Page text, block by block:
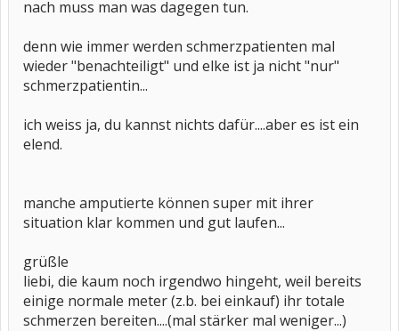
nach muss man was dagegen tun.
denn wie immer werden schmerzpatienten mal
wieder "benachteiligt" und elke ist ja nicht "nur"
schmerzpatientin...
ich weiss ja, du kannst nichts dafür....aber es ist ein
elend.
manche amputierte können super mit ihrer
situation klar kommen und gut laufen...
grüßle
liebi, die kaum noch irgendwo hingeht, weil bereits
einige normale meter (z.b. bei einkauf) ihr totale
schmerzen bereiten....(mal stärker mal weniger...)